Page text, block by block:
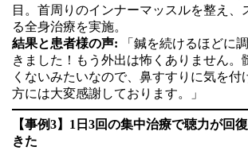
目。首周りのインナーマッスルを整え、
る全身治療を実施。
結果と患者様の声: 「鍼を続けるほどに
きました！もう外出は怖くありません。
くないみたいなので、鼻すすりに気を付
方には大変感謝しております。」
【事例3】1日3回の集中治療で聴力が回
きた